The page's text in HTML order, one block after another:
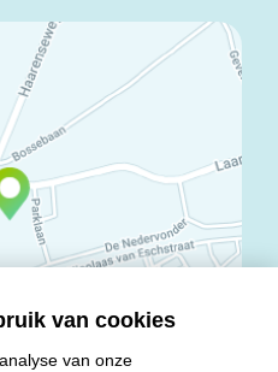
van cookies
van onze